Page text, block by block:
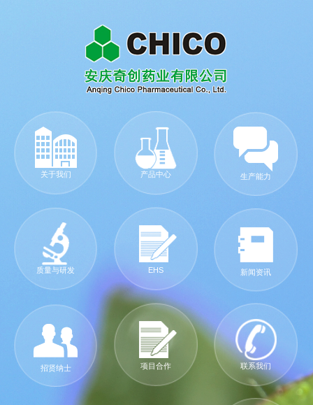
关于我们 产品中心 生产能力
质量与研发 EHS 新闻资讯
招贤纳士 项目合作 联系我们